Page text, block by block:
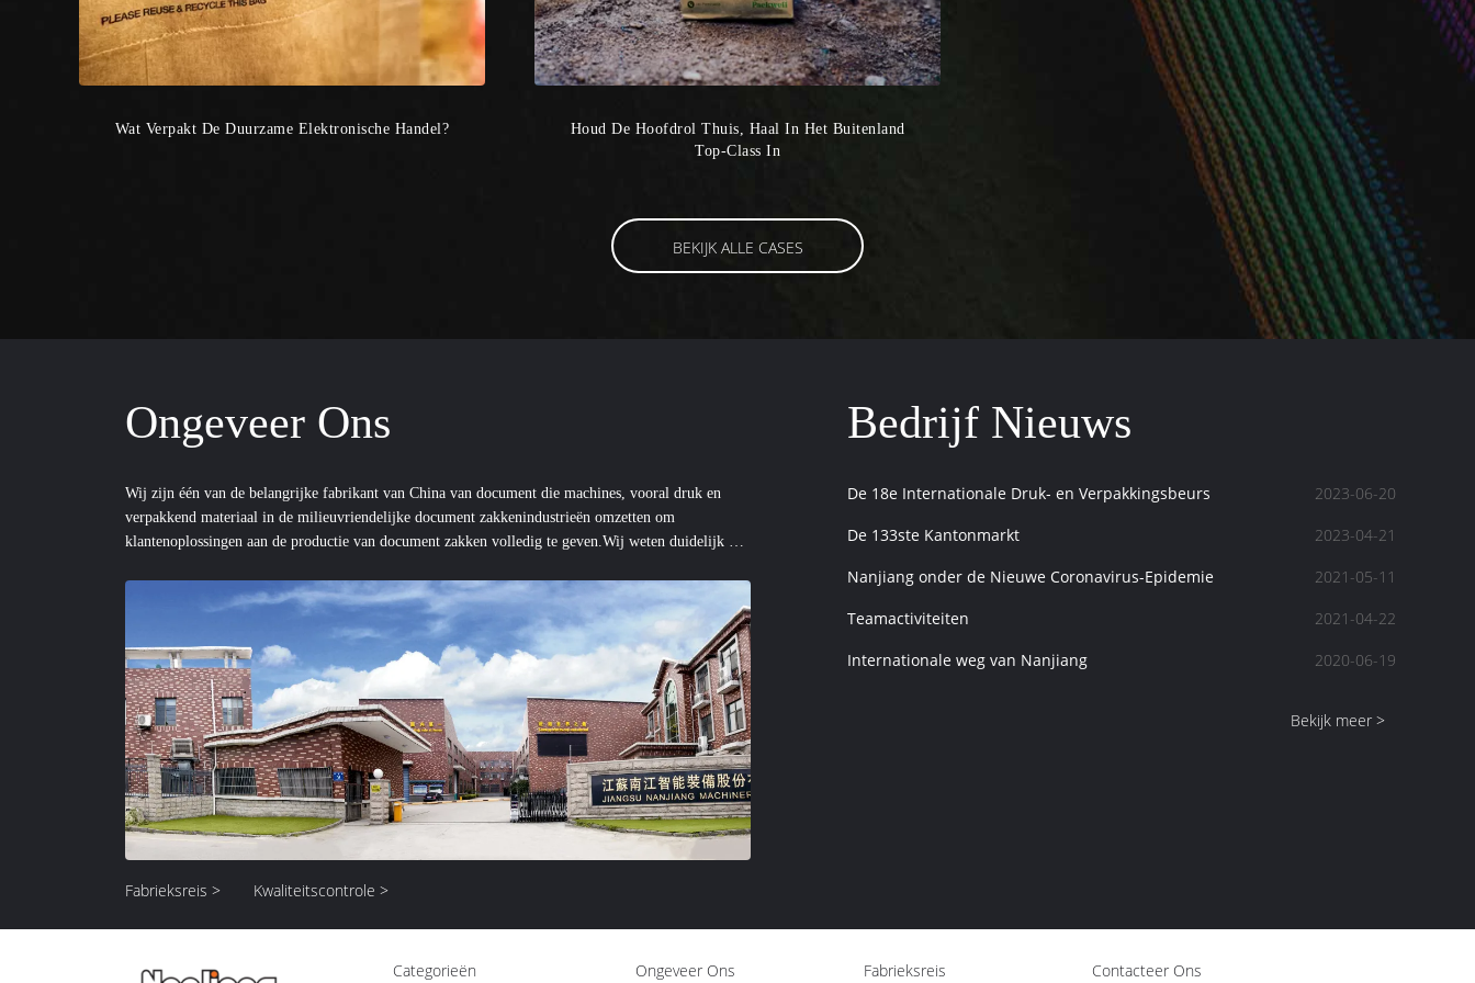
Wat Verpakt De Duurzame Elektronische Handel?
Houd De Hoofdrol Thuis, Haal In Het Buitenland
Top-Class In
BEKIJK ALLE CASES
Ongeveer Ons
Wij zijn één van de belangrijke fabrikant van China van document die machines, vooral druk en
verpakkend materiaal in de milieuvriendelijke document zakkenindustrieën omzetten om
klantenoplossingen aan de productie van document zakken volledig te geven.Wij weten duidelijk dat
markt winnen. Vandaar,...
Fabrieksreis > Kwaliteitscontrole >
Bedrijf Nieuws
De 18e Internationale Druk- en Verpakkingsbeurs
2023-06-20
De 133ste Kantonmarkt
2023-04-21
Nanjiang onder de Nieuwe Coronavirus-Epidemie
2021-05-11
Teamactiviteiten
2021-04-22
Internationale weg van Nanjiang
2020-06-19
Bekijk meer >
Categorieën Ongeveer Ons Fabrieksreis Contacteer Ons